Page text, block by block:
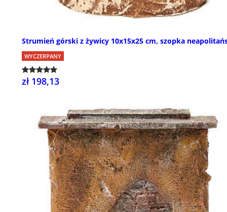
Strumień górski z żywicy 10x15x25 cm, szopka
WYCZERPANY
zł 198,13